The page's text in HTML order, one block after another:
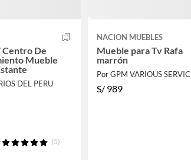
De
Mueble
DEL PERU
(5)
NACION MUEBLES
Mueble para Tv Rafa
marrón
S/ 989